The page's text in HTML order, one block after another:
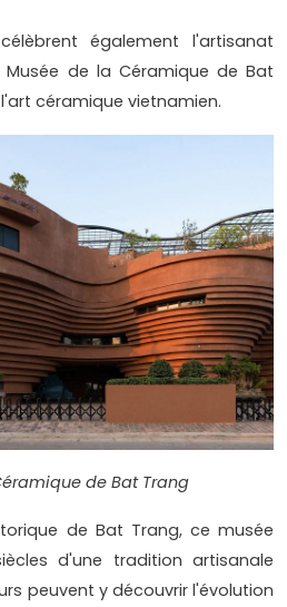
également l'artisanat
de la Céramique de Bat
céramique vietnamien.
de Bat Trang
de Bat Trang, ce musée
d'une tradition artisanale
peuvent y découvrir l'évolution